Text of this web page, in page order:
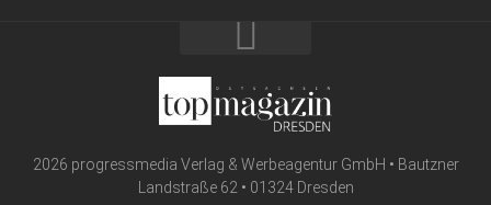
2026 progressmedia Verlag & Werbeagentur GmbH • Bautzner
Landstraße 62 • 01324 Dresden